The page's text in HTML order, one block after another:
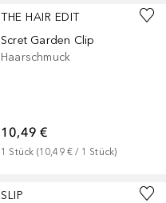
THE HAIR EDIT
Scret Garden Clip
Haarschmuck
10,49 €
1 Stück (10,49 € / 1 Stück)
SLIP